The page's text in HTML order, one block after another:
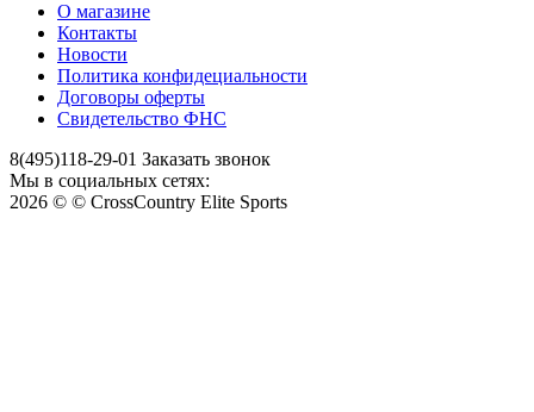
О магазине
Контакты
Новости
Политика конфидециальности
Договоры оферты
Свидетельство ФНС
8(495)118-29-01 Заказать звонок
Мы в социальных сетях:
2026 © © CrossCountry Elite Sports